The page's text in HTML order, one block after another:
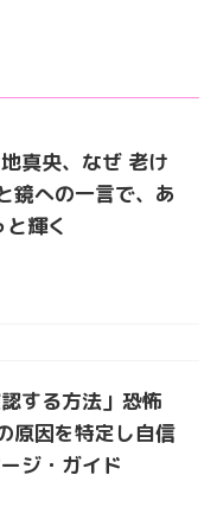
真央、なぜ 老け
鏡への一言で、あ
輝く
する方法」恐怖
原因を特定し自信
ジ・ガイド